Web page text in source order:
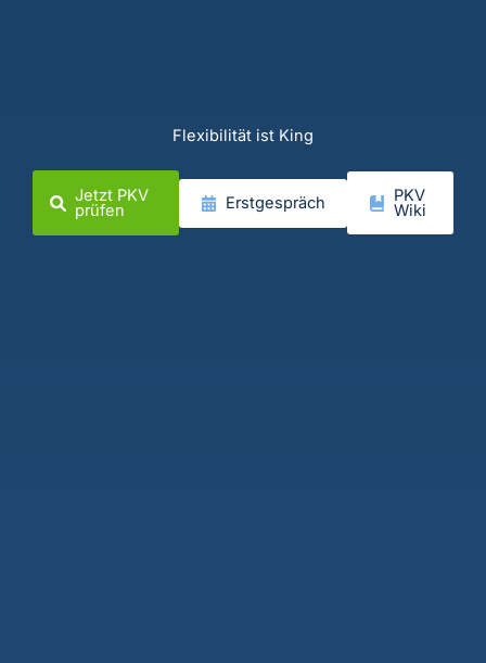
Flexibilität ist King
Jetzt PKV
prüfen Erstgespräch PKV
Wiki